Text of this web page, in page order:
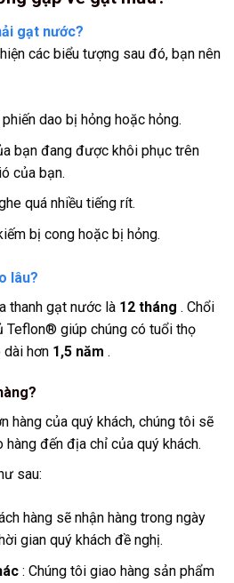
gạt nước?
các biểu tượng sau đó, bạn nên
dao bị hỏng hoặc hỏng.
bạn đang được khôi phục trên
của bạn.
quá nhiều tiếng rít.
bị cong hoặc bị hỏng.
lâu?
thanh gạt nước là 12 tháng . Chổi
giúp chúng có tuổi thọ
dài hơn 1,5 năm .
hàng của quý khách, chúng tôi sẽ
đến địa chỉ của quý khách.
sau:
hàng sẽ nhận hàng trong ngày
gian quý khách đề nghị.
: Chúng tôi giao hàng sản phẩm